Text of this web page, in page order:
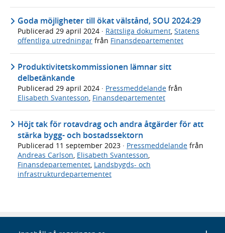
Goda möjligheter till ökat välstånd, SOU 2024:29
Publicerad 29 april 2024 · Rättsliga dokument, Statens
offentliga utredningar från Finansdepartementet
Produktivitetskommissionen lämnar sitt
delbetänkande
Publicerad 29 april 2024 · Pressmeddelande från
Elisabeth Svantesson, Finansdepartementet
Höjt tak för rotavdrag och andra åtgärder för att
stärka bygg- och bostadssektorn
Publicerad 11 september 2023 · Pressmeddelande från
Andreas Carlson Elisabeth Svantesson
Finansdepartementet Landsbygds- och
infrastrukturdepartementet